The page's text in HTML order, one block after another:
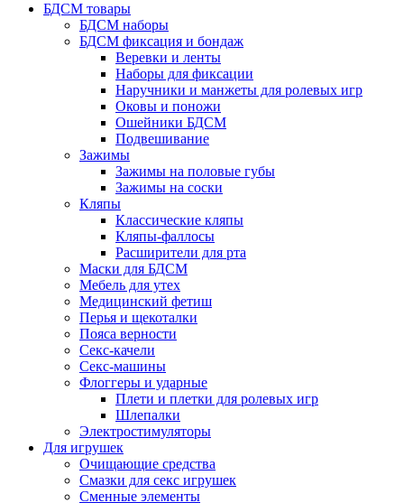
БДСМ товары
БДСМ наборы
БДСМ фиксация и бондаж
Веревки и ленты
Наборы для фиксации
Наручники и манжеты для ролевых игр
Оковы и поножи
Ошейники БДСМ
Подвешивание
Зажимы
Зажимы на половые губы
Зажимы на соски
Кляпы
Классические кляпы
Кляпы-фаллосы
Расширители для рта
Маски для БДСМ
Мебель для утех
Медицинский фетиш
Перья и щекоталки
Пояса верности
Секс-качели
Секс-машины
Флоггеры и ударные
Плети и плетки для ролевых игр
Шлепалки
Электростимуляторы
Для игрушек
Очищающие средства
Смазки для секс игрушек
Сменные элементы